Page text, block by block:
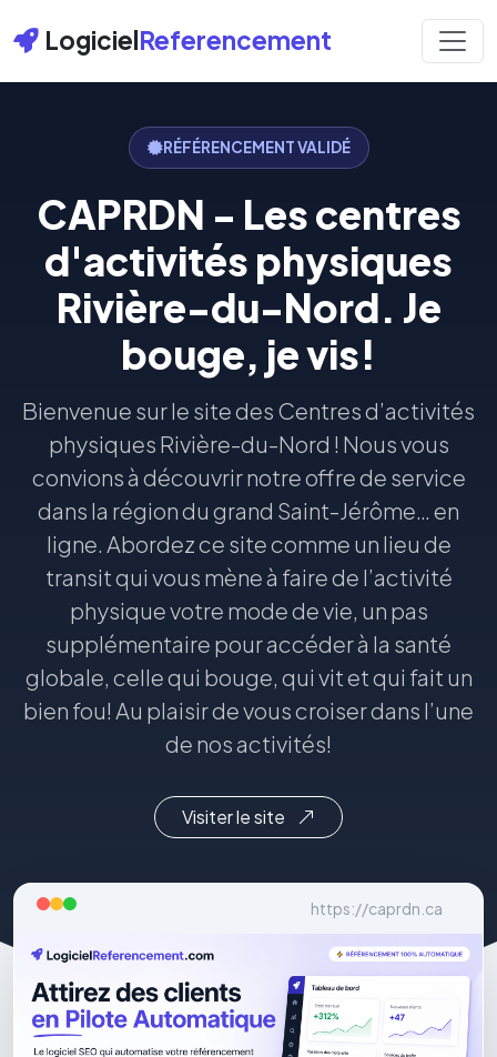
LogicielReferencement
RÉFÉRENCEMENT VALIDÉ
CAPRDN - Les centres
d'activités physiques
Rivière-du-Nord. Je
bouge, je vis!
Bienvenue sur le site des Centres d’activités
physiques Rivière-du-Nord ! Nous vous
convions à découvrir notre offre de service
dans la région du grand Saint-Jérôme… en
ligne. Abordez ce site comme un lieu de
transit qui vous mène à faire de l’activité
physique votre mode de vie, un pas
supplémentaire pour accéder à la santé
globale, celle qui bouge, qui vit et qui fait un
bien fou! Au plaisir de vous croiser dans l’une
de nos activités!
Visiter le site
https://caprdn.ca